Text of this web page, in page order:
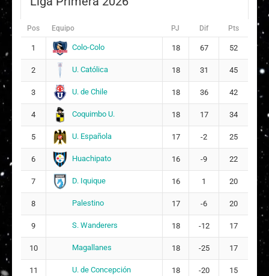
6 Fernanda Javiera Moya Espinoza
Fátima Camila Ossandón Valle
11
Josefa Orellana Órdenes
Pos Equipo PJ Dif Pts
1 Colo-Colo 18 67 52
2 U. Católica 18 31 45
3 U. de Chile 18 36 42
4 Coquimbo U. 18 17 34
5 U. Española 17 -2 25
6 Huachipato 16 -9 22
7 D. Iquique 16 1 20
8 Palestino 17 -6 20
9 S. Wanderers 18 -12 17
10 Magallanes 18 -25 17
11 U. de Concepción 18 -20 15